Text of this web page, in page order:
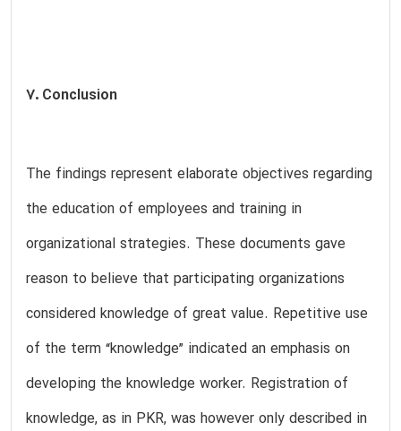
7. Conclusion
The findings represent elaborate objectives regarding
the education of employees and training in
organizational strategies. These documents gave
reason to believe that participating organizations
considered knowledge of great value. Repetitive use
of the term “knowledge” indicated an emphasis on
developing the knowledge worker. Registration of
knowledge, as in PKR, was however only described in